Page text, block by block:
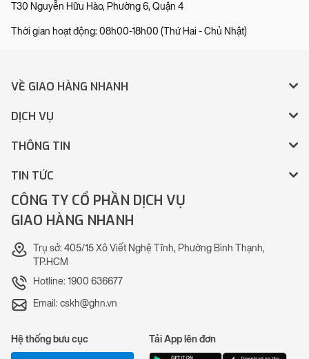
T30 Nguyễn Hữu Hào, Phường 6, Quận 4
Thời gian hoạt động: 08h00-18h00 (Thứ Hai - Chủ Nhật)
VỀ GIAO HÀNG NHANH
DỊCH VỤ
THÔNG TIN
TIN TỨC
CÔNG TY CỔ PHẦN DỊCH VỤ
GIAO HÀNG NHANH
Trụ sở: 405/15 Xô Viết Nghệ Tĩnh, Phường Bình Thạnh,
TP.HCM
Hotline: 1900 636677
Email: cskh@ghn.vn
Hệ thống bưu cục Tải App lên đơn